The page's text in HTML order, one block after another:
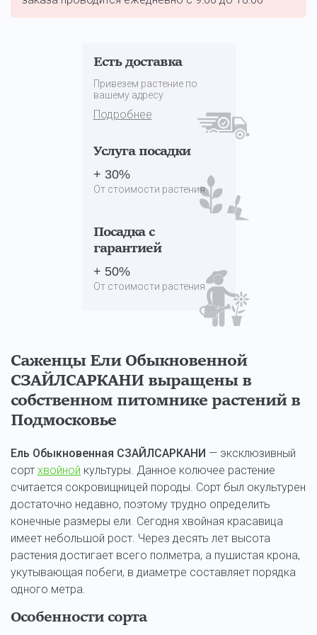
Есть доставка
Привезем растение по
вашему адресу
Подробнее
Услуга посадки
+ 30%
От стоимости растения
Посадка с
гарантией
+ 50%
От стоимости растения
Саженцы Ели Обыкновенной
СЗАЙЛСАРКАНИ выращены в
собственном питомнике растений в
Подмосковье
Ель Обыкновенная СЗАЙЛСАРКАНИ — эксклюзивный
сорт хвойной культуры. Данное колючее растение
считается сокровищницей породы. Сорт был окультурен
достаточно недавно, поэтому трудно определить
конечные размеры ели. Сегодня хвойная красавица
имеет небольшой рост. Через десять лет высота
растения достигает всего полметра, а пушистая крона,
укутывающая побеги, в диаметре составляет порядка
одного метра.
Особенности сорта